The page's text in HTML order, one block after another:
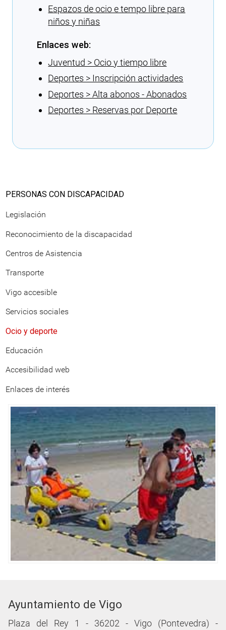
Espazos de ocio e tempo libre para
niños y niñas
Enlaces web:
Juventud > Ocio y tiempo libre
Deportes > Inscripción actividades
Deportes > Alta abonos - Abonados
Deportes > Reservas por Deporte
PERSONAS CON DISCAPACIDAD
Legislación
Reconocimiento de la discapacidad
Centros de Asistencia
Transporte
Vigo accesible
Servicios sociales
Ocio y deporte
Educación
Accesibilidad web
Enlaces de interés
Ayuntamiento de Vigo
Plaza del Rey 1 - 36202 - Vigo (Pontevedra) -